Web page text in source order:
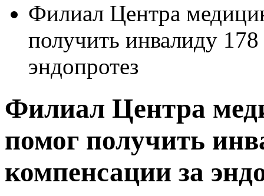
Филиал Центра
получить инвалиду
эндопротез
Филиал Центра
помог получить
компенсации за